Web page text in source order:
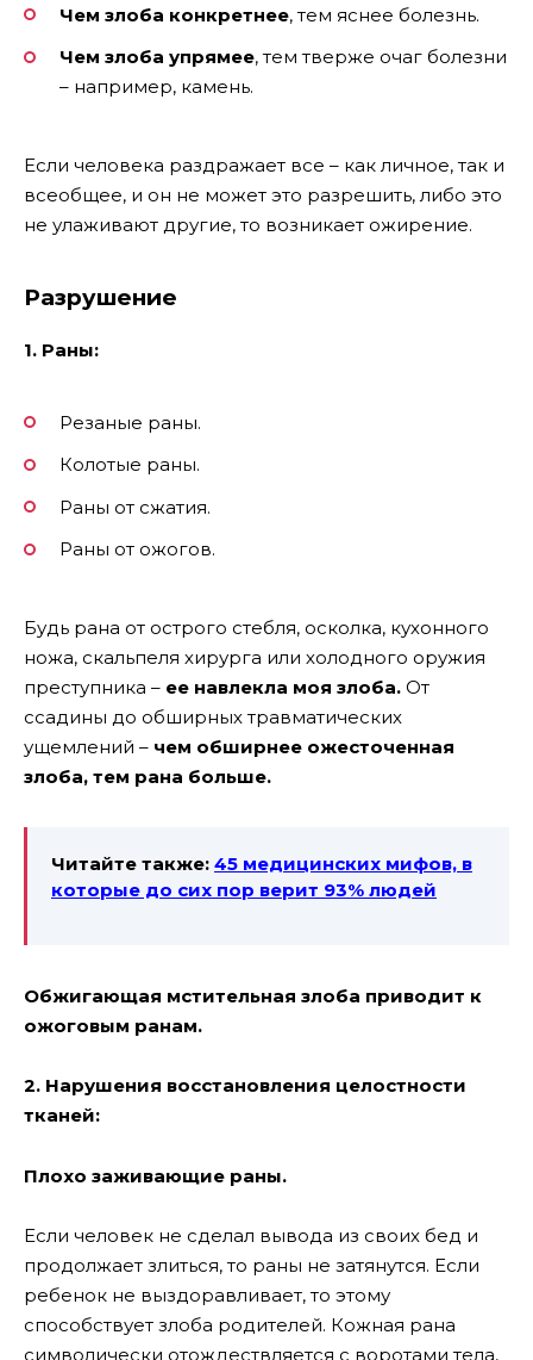
Чем злоба конкретнее, тем яснее болезнь.
Чем злоба упрямее, тем тверже очаг болезни
– например, камень.
Если человека раздражает все – как личное, так и
всеобщее, и он не может это разрешить, либо это
не улаживают другие, то возникает ожирение.
Разрушение
1. Раны:
Резаные раны.
Колотые раны.
Раны от сжатия.
Раны от ожогов.
Будь рана от острого стебля, осколка, кухонного
ножа, скальпеля хирурга или холодного оружия
преступника – ее навлекла моя злоба. От
ссадины до обширных травматических
ущемлений – чем обширнее ожесточенная
злоба, тем рана больше.
Читайте также: 45 медицинских мифов, в
которые до сих пор верит 93% людей
Обжигающая мстительная злоба приводит к
ожоговым ранам.
2. Нарушения восстановления целостности
тканей:
Плохо заживающие раны.
Если человек не сделал вывода из своих бед и
продолжает злиться, то раны не затянутся. Если
ребенок не выздоравливает, то этому
способствует злоба родителей. Кожная рана
символически отождествляется с воротами тела,